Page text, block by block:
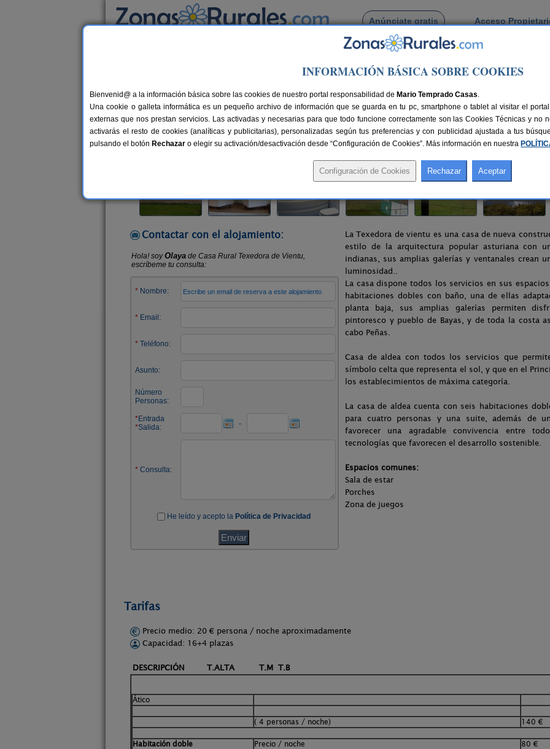
Anúnciate gratis Acceso
Busca por pueblo
> Casa Rural Texedora de Vientu
Casa Rural Texedora de Vientu
Casa Rural en Bayas (Asturias)
Alquiler por habitaciones 16+4 plazas 50 km de Oviedo Compartir:
Contactar con el alojamiento:
La Texedora de vientu es una casa de nueva
estilo de la arquitectura popular asturiana con
indianas, sus amplias galerías y ventanales crean
luminosidad..
La casa dispone todos los servicios en sus
habitaciones dobles con baño, una de ellas
planta baja, sus amplias galerías permiten
pintoresco y pueblo de Bayas, y de toda la costa
cabo Peñas.
Casa de aldea con todos los servicios que
símbolo celta que representa el sol, y que en el
los establecimientos de máxima categoría.
La casa de aldea cuenta con seis habitaciones
para cuatro personas y una suite, además de
favorecer una agradable convivencia entre
tecnologías que favorecen el desarrollo sostenible.
Espacios comunes:
Sala de estar
Porches
Zona de juegos
Tarifas
Precio medio: 20 € persona / noche aproximadamente
Capacidad: 16+4 plazas
DESCRIPCIÓN T.ALTA T.M T.B
Ático
( 4 personas / noche) 140 €
Habitación doble Precio / noche 80 €
INFORMACIÓN BÁSICA SOBRE COOKIES
Bienvenid@ a la información básica sobre las cookies de nuestro portal responsabilidad de Mario Temprado Casas.
Una cookie o galleta informática es un pequeño archivo de información que se guarda en tu pc, smartphone o tablet al visitar el
externas que nos prestan servicios. Las activadas y necesarias para que todo funcione correctamente son las Cookies Técnicas y no
activarás el resto de cookies (analíticas y publicitarias), personalizadas según tus preferencias y con publicidad ajustada a tus
pulsando el botón Rechazar o elegir su activación/desactivación desde “Configuración de Cookies”. Más información en nuestra